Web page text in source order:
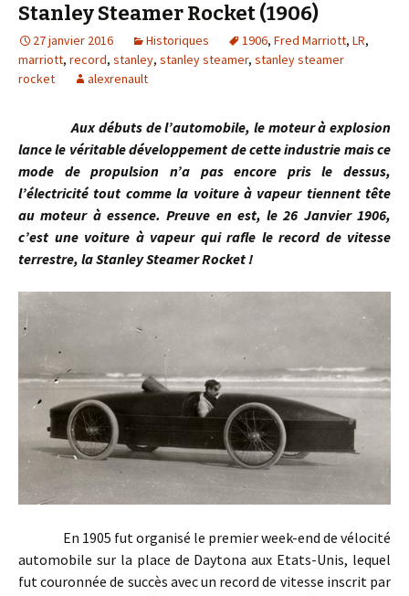
Stanley Steamer Rocket (1906)
27 janvier 2016 Historiques 1906, Fred Marriott, LR,
marriott, record, stanley, stanley steamer, stanley steamer
rocket
alexrenault
Aux débuts de l’automobile, le moteur à explosion
lance le véritable développement de cette industrie mais ce
mode de propulsion n’a pas encore pris le dessus,
l’électricité tout comme la voiture à vapeur tiennent tête
au moteur à essence. Preuve en est, le 26 Janvier 1906,
c’est une voiture à vapeur qui rafle le record de vitesse
terrestre, la Stanley Steamer Rocket !
En 1905 fut organisé le premier week-end de vélocité
automobile sur la place de Daytona aux Etats-Unis, lequel
fut couronnée de succès avec un record de vitesse inscrit par